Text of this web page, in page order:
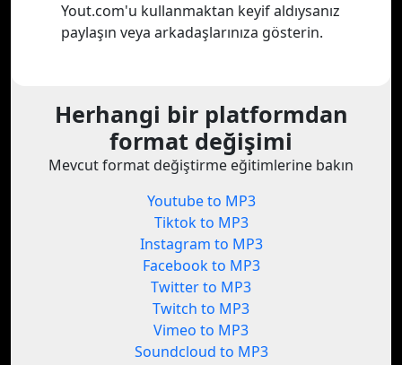
Yout.com'u kullanmaktan keyif aldıysanız
paylaşın veya arkadaşlarınıza gösterin.
Herhangi bir platformdan
format değişimi
Mevcut format değiştirme eğitimlerine bakın
Youtube to MP3
Tiktok to MP3
Instagram to MP3
Facebook to MP3
Twitter to MP3
Twitch to MP3
Vimeo to MP3
Soundcloud to MP3